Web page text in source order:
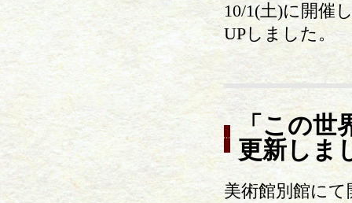
10/1(土)に開催
UPしました。
「この
更新しま
美術館別館に